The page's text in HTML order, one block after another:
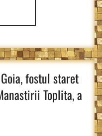
fostul staret
Toplita, a